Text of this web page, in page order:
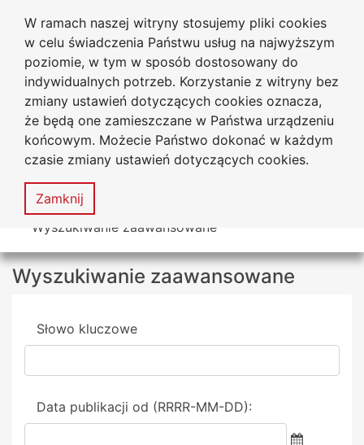
W ramach naszej witryny stosujemy pliki cookies
w celu świadczenia Państwu usług na najwyższym
poziomie, w tym w sposób dostosowany do
indywidualnych potrzeb. Korzystanie z witryny bez
zmiany ustawień dotyczących cookies oznacza,
że będą one zamieszczane w Państwa urządzeniu
końcowym. Możecie Państwo dokonać w każdym
czasie zmiany ustawień dotyczących cookies.
Zamknij
Przejdź do głównego menu
Przejdź do treści
Przejdź do wyszukiwarki
Przejdź do mapy serwisu
Uniwersytet
Jana Długosza w Częstochowie
Biuro Karier
Deklaracja
dostępności
Mapa
serwisu
MENU
Tutaj jesteś
Wyszukiwanie zaawansowane
Wyszukiwanie zaawansowane
Wyszukiwarka
Słowo kluczowe
Data publikacji od (RRRR-MM-DD):